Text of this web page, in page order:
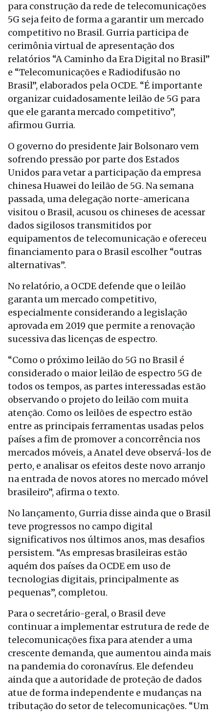
para construção da rede de telecomunicações
5G seja feito de forma a garantir um mercado
competitivo no Brasil. Gurria participa de
cerimônia virtual de apresentação dos
relatórios “A Caminho da Era Digital no Brasil”
e “Telecomunicações e Radiodifusão no
Brasil”, elaborados pela OCDE. “É importante
organizar cuidadosamente leilão de 5G para
que ele garanta mercado competitivo”,
afirmou Gurria.
O governo do presidente Jair Bolsonaro vem
sofrendo pressão por parte dos Estados
Unidos para vetar a participação da empresa
chinesa Huawei do leilão de 5G. Na semana
passada, uma delegação norte-americana
visitou o Brasil, acusou os chineses de acessar
dados sigilosos transmitidos por
equipamentos de telecomunicação e ofereceu
financiamento para o Brasil escolher “outras
alternativas”.
No relatório, a OCDE defende que o leilão
garanta um mercado competitivo,
especialmente considerando a legislação
aprovada em 2019 que permite a renovação
sucessiva das licenças de espectro.
“Como o próximo leilão do 5G no Brasil é
considerado o maior leilão de espectro 5G de
todos os tempos, as partes interessadas estão
observando o projeto do leilão com muita
atenção. Como os leilões de espectro estão
entre as principais ferramentas usadas pelos
países a fim de promover a concorrência nos
mercados móveis, a Anatel deve observá-los de
perto, e analisar os efeitos deste novo arranjo
na entrada de novos atores no mercado móvel
brasileiro”, afirma o texto.
No lançamento, Gurria disse ainda que o Brasil
teve progressos no campo digital
significativos nos últimos anos, mas desafios
persistem. “As empresas brasileiras estão
aquém dos países da OCDE em uso de
tecnologias digitais, principalmente as
pequenas”, completou.
Para o secretário-geral, o Brasil deve
continuar a implementar estrutura de rede de
telecomunicações fixa para atender a uma
crescente demanda, que aumentou ainda mais
na pandemia do coronavírus. Ele defendeu
ainda que a autoridade de proteção de dados
atue de forma independente e mudanças na
tributação do setor de telecomunicações. “Um